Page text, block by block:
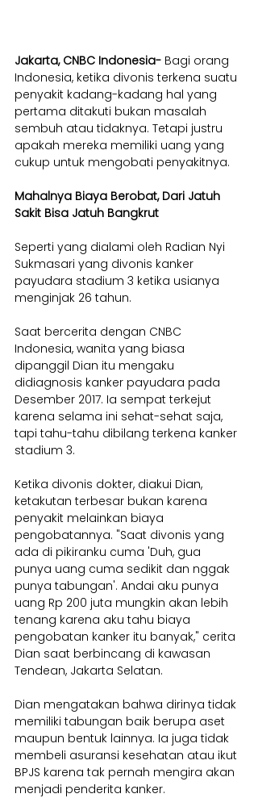
Jakarta, CNBC Indonesia- Bagi orang
Indonesia, ketika divonis terkena suatu
penyakit kadang-kadang hal yang
pertama ditakuti bukan masalah
sembuh atau tidaknya. Tetapi justru
apakah mereka memiliki uang yang
cukup untuk mengobati penyakitnya.
Mahalnya Biaya Berobat, Dari Jatuh
Sakit Bisa Jatuh Bangkrut
Seperti yang dialami oleh Radian Nyi
Sukmasari yang divonis kanker
payudara stadium 3 ketika usianya
menginjak 26 tahun.
Saat bercerita dengan CNBC
Indonesia, wanita yang biasa
dipanggil Dian itu mengaku
didiagnosis kanker payudara pada
Desember 2017. Ia sempat terkejut
karena selama ini sehat-sehat saja,
tapi tahu-tahu dibilang terkena kanker
stadium 3.
Ketika divonis dokter, diakui Dian,
ketakutan terbesar bukan karena
penyakit melainkan biaya
pengobatannya. "Saat divonis yang
ada di pikiranku cuma 'Duh, gua
punya uang cuma sedikit dan nggak
punya tabungan'. Andai aku punya
uang Rp 200 juta mungkin akan lebih
tenang karena aku tahu biaya
pengobatan kanker itu banyak," cerita
Dian saat berbincang di kawasan
Tendean, Jakarta Selatan.
Dian mengatakan bahwa dirinya tidak
memiliki tabungan baik berupa aset
maupun bentuk lainnya. Ia juga tidak
membeli asuransi kesehatan atau ikut
BPJS karena tak pernah mengira akan
menjadi penderita kanker.